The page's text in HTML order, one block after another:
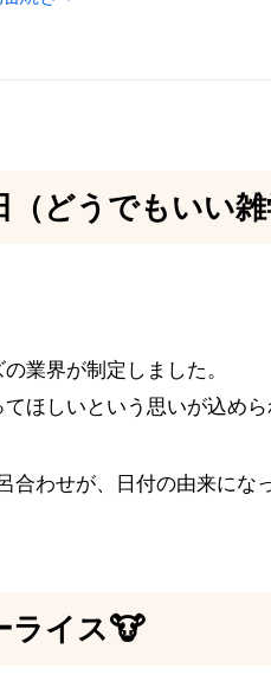
どうでもいい雑
業界が制定しました。
ほしいという思いが込めら
合わせが、日付の由来にな
ライス🐮